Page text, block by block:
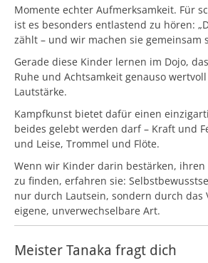
Momente echter Aufmerksamkeit. Für
ist es besonders entlastend zu hören:
zählt – und wir machen sie gemeinsam
Gerade diese Kinder lernen im Dojo,
Ruhe und Achtsamkeit genauso
Lautstärke.
Kampfkunst bietet dafür einen
beides gelebt werden darf – Kraft und
und Leise, Trommel und Flöte.
Wenn wir Kinder darin bestärken, ihren
zu finden, erfahren sie:
nur durch Lautsein, sondern durch das
eigene, unverwechselbare Art.
Meister Tanaka fragt dich